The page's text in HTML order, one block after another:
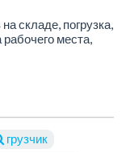
складе, погрузка,
рабочего места,
грузчик